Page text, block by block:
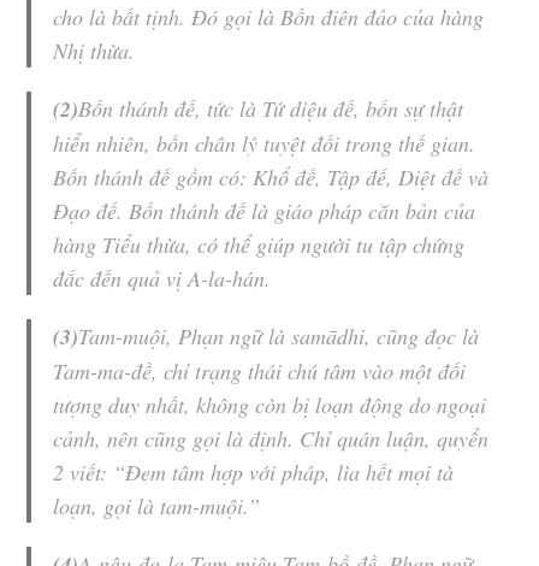
cho là bất tịnh. Đó gọi là Bốn điên đảocủa hàng
Nhị thừa.
(2)Bốn thánh đế, tức là Tứ diệu đế, bốn sự thật
hiển nhiên, bốn chân lý tuyệt đối trong thế gian.
Bốn thánh đế gồm có: Khổ đế, Tập đế, Diệt đế và
Đạo đế. Bốn thánh đế là giáo pháp căn bản của
hàng Tiểu thừa, có thể giúp người tu tập chứng
đắc đến quả vịA-la-hán.
(3)Tam-muội, Phạn ngữ là samādhi, cũng đọc là
Tam-ma-đề, chỉ trạng thái chú tâm vào một đối
tượng duy nhất, không còn bị loạn động do ngoại
cảnh, nên cũng gọi làđịnh. Chỉ quán luận, quyển
2 viết: “Đem tâm hợp với pháp, lìa hết mọi tà
loạn, gọi là tam-muội.”